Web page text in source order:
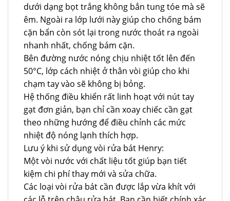
dưới dạng bọt trắng không bắn tung tóe mà sẽ
êm. Ngoài ra lớp lưới này giúp cho chống bám
cặn bẩn còn sót lại trong nước thoát ra ngoài
nhanh nhất, chống bám cặn.
Bên đường nước nóng chịu nhiệt tốt lên đến
50°C, lớp cách nhiệt ở thân vòi giúp cho khi
chạm tay vào sẽ không bị bỏng.
Hệ thống điều khiển rất linh hoạt với nút tay
gạt đơn giản, bạn chỉ cần xoay chiếc cần gạt
theo những hướng để điều chỉnh các mức
nhiệt độ nóng lạnh thích hợp.
Lưu ý khi sử dụng vòi rửa bát Henry:
Một vòi nước với chất liệu tốt giúp bạn tiết
kiệm chi phí thay mới và sửa chữa.
Các loại vòi rửa bát cần được lắp vừa khít với